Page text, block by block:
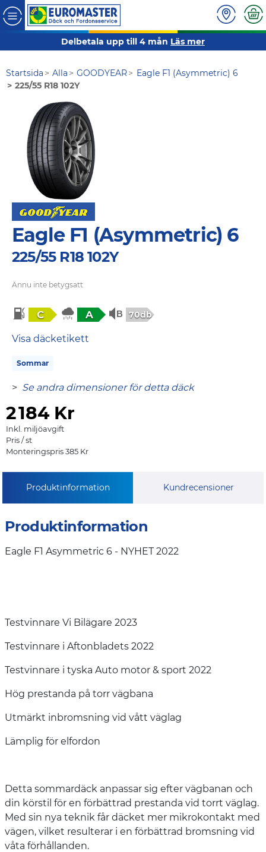
Delbetala upp till 4 mån Läs mer
Startsida Alla GOODYEAR
Eagle F1 (Asymmetric) 6
225/55 R18 102Y
Eagle F1 (Asymmetric) 6
225/55 R18 102Y
Ännu inte betygsatt
C A 70db
Visa däcketikett
Sommar
> Se andra dimensioner för detta däck
2184 Kr
Inkl. miljöavgift
Pris / st
Monteringspris 385 Kr
Produktinformation Kundrecensioner
Produktinformation
Eagle F1 Asymmetric 6 - NYHET 2022
Testvinnare Vi Bilägare 2023
Testvinnare i Aftonbladets 2022
Testvinnare i tyska Auto motor & sport 2022
Hög prestanda på torr vägbana
Utmärkt inbromsning vid vått väglag
Lämplig för elfordon
Detta sommardäck anpassar sig efter vägbanan och
din körstil för en förbättrad prestanda vid torrt väglag.
Med sin nya teknik får däcket mer mikrokontakt med
vägen, vilket resulterar i en förbättrad bromsning vid
våta förhållanden.